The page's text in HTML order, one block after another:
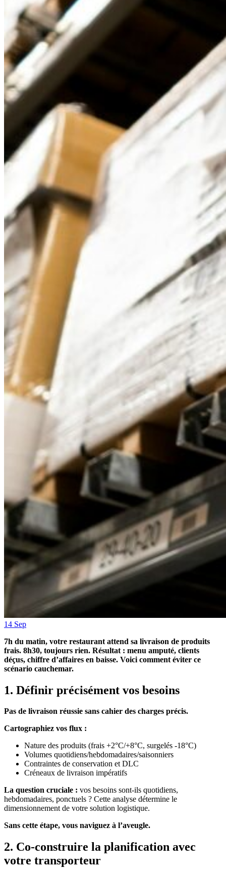
14 Sep
7h du matin, votre restaurant attend sa livraison de produits
frais. 8h30, toujours rien. Résultat : menu amputé, clients
déçus, chiffre d’affaires en baisse. Voici comment éviter ce
scénario cauchemar.
1. Définir précisément vos besoins
Pas de livraison réussie sans cahier des charges précis.
Cartographiez vos flux :
Nature des produits (frais +2°C/+8°C, surgelés -18°C)
Volumes quotidiens/hebdomadaires/saisonniers
Contraintes de conservation et DLC
Créneaux de livraison impératifs
La question cruciale : vos besoins sont-ils quotidiens,
hebdomadaires, ponctuels ? Cette analyse détermine le
dimensionnement de votre solution logistique.
Sans cette étape, vous naviguez à l’aveugle.
2. Co-construire la planification avec
votre transporteur